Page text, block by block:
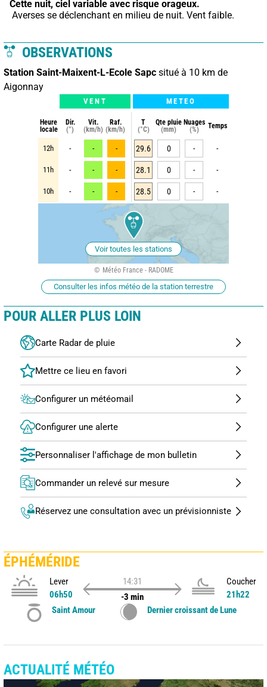
Cette nuit, ciel variable avec risque orageux.
Averses se déclenchant en milieu de nuit. Vent faible.
OBSERVATIONS
Station Saint-Maixent-L-Ecole Sapc situé à 10 km de
Aigonnay
VENT METEO
Heure
locale
Dir.
(°)
Vit.
(km/h)
Raf.
(km/h)
T
(°C)
Qte pluie
(mm)
Nuages
(%)
Temps
12h - - - 29.6 0 - -
11h - - - 28.1 0 - -
10h - - - 28.5 0 - -
Voir toutes les stations
Météo France - RADOME
Consulter les infos météo de la station terrestre
POUR ALLER PLUS LOIN
Carte Radar de pluie
Configurer un météomail
Configurer une alerte
Personnaliser l'affichage de mon bulletin
Commander un relevé sur mesure
Réservez une consultation avec un prévisionniste
ÉPHÉMÉRIDE
Lever
06h50
14:31
-3 min
Coucher
21h22
Saint Amour
Dernier croissant de Lune
ACTUALITÉ MÉTÉO